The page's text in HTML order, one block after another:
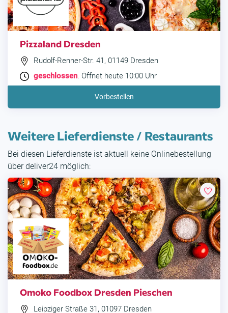
Pizzaland Dresden
Rudolf-Renner-Str. 41, 01149 Dresden
geschlossen. Öffnet heute 10:00 Uhr
Vorbestellen
Weitere Lieferdienste / Restaurants
Bei diesen Lieferdienste ist aktuell keine Onlinebestellung
über deliver24 möglich:
Omoko Foodbox Dresden Pieschen
Leipziger Straße 31, 01097 Dresden